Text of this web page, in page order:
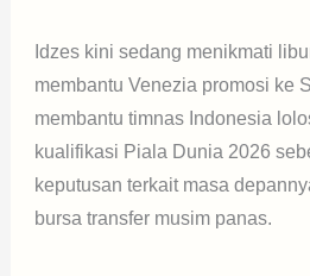
Idzes kini sedang menikmati
membantu Venezia promosi ke
membantu timnas Indonesia
kualifikasi Piala Dunia 2026
keputusan terkait masa
bursa transfer musim panas.